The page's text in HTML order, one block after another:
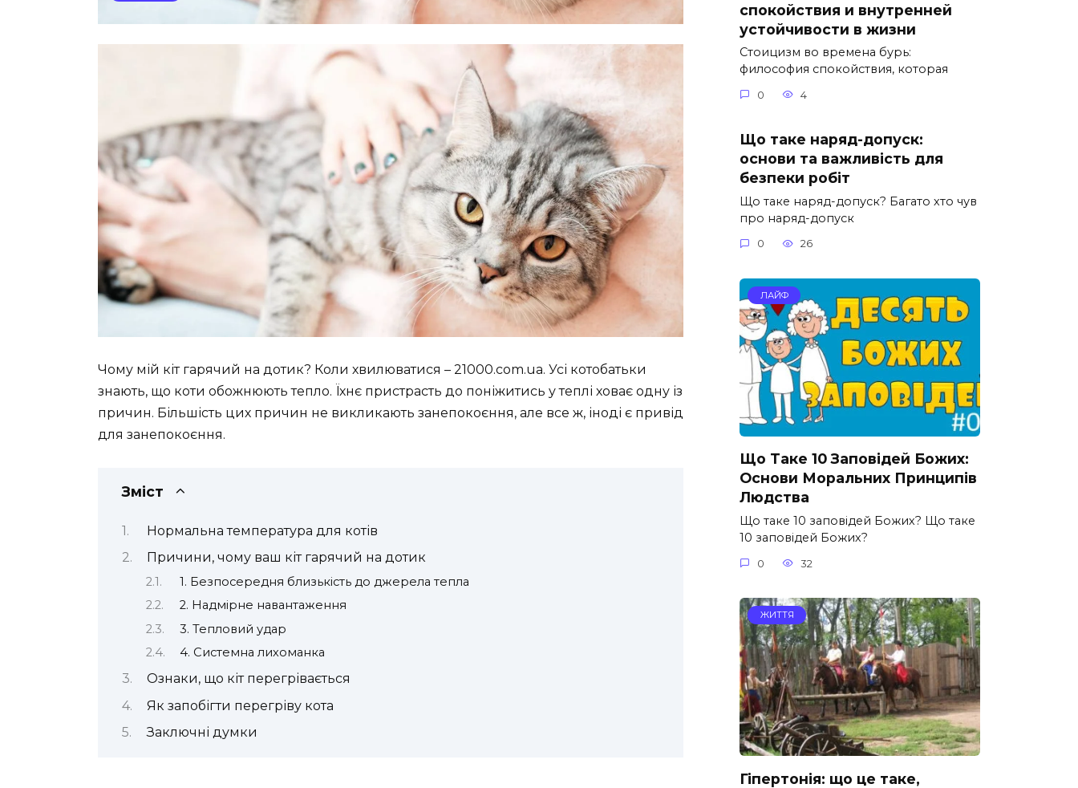
Чому мій кіт гарячий на дотик? Коли хвилюватися – 21000.com.ua. Усі котобатьки
знають, що коти обожнюють тепло. Їхнє пристрасть до поніжитись у теплі ховає одну із
причин. Більшість цих причин не викликають занепокоєння, але все ж, іноді є привід
для занепокоєння.
Зміст
Нормальна температура для котів
Причини, чому ваш кіт гарячий на дотик
1. Безпосередня близькість до джерела тепла
2. Надмірне навантаження
3. Тепловий удар
4. Системна лихоманка
Ознаки, що кіт перегрівається
Як запобігти перегріву кота
Заключні думки
спокойствия и внутренней
устойчивости в жизни
Стоицизм во времена бурь:
философия спокойствия, которая
0 4
Що таке наряд-допуск:
основи та важливість для
безпеки робіт
Що таке наряд-допуск? Багато хто чув
про наряд-допуск
0 26
ЛАЙФ
Що Таке 10 Заповідей Божих:
Основи Моральних Принципів
Людства
Що таке 10 заповідей Божих? Що таке
10 заповідей Божих?
0 32
ЖИТТЯ
Гіпертонія: що це таке,